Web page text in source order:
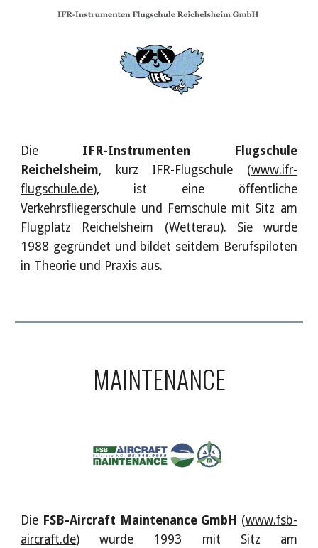
Die IFR-Instrumenten Flugschule
Reichelsheim, kurz IFR-Flugschule (www.ifr-
flugschule.de), ist eine öffentliche
Verkehrsfliegerschule und Fernschule mit Sitz am
Flugplatz Reichelsheim (Wetterau). Sie wurde
1988 gegründet und bildet seitdem Berufspiloten
in Theorie und Praxis aus.
MAINTENANCE
Die FSB-Aircraft Maintenance GmbH (www.fsb-
aircraft.de) wurde 1993 mit Sitz am